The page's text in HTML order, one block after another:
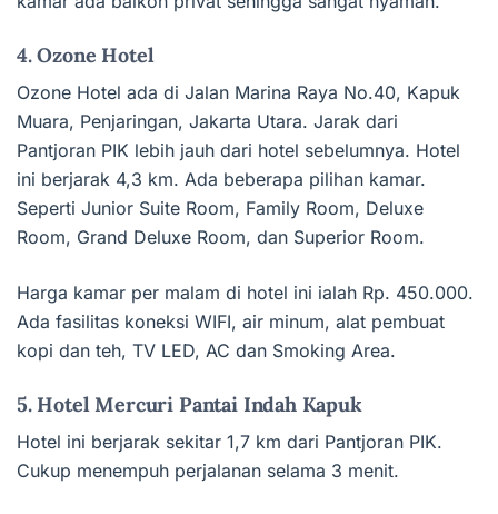
4. Ozone Hotel
Ozone Hotel ada di Jalan Marina Raya No.40, Kapuk
Muara, Penjaringan, Jakarta Utara. Jarak dari
Pantjoran PIK lebih jauh dari hotel sebelumnya. Hotel
ini berjarak 4,3 km. Ada beberapa pilihan kamar.
Seperti Junior Suite Room, Family Room, Deluxe
Room, Grand Deluxe Room, dan Superior Room.
Harga kamar per malam di hotel ini ialah Rp. 450.000.
Ada fasilitas koneksi WIFI, air minum, alat pembuat
kopi dan teh, TV LED, AC dan Smoking Area.
5. Hotel Mercuri Pantai Indah Kapuk
Hotel ini berjarak sekitar 1,7 km dari Pantjoran PIK.
Cukup menempuh perjalanan selama 3 menit.